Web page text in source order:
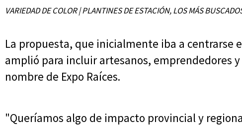
VARIEDAD DE COLOR | PLANTINES DE ESTACIÓN, LOS MÁS
La propuesta, que inicialmente iba a centrarse
amplió para incluir artesanos, emprendedores
nombre de Expo Raíces.
"Queríamos algo de impacto provincial y